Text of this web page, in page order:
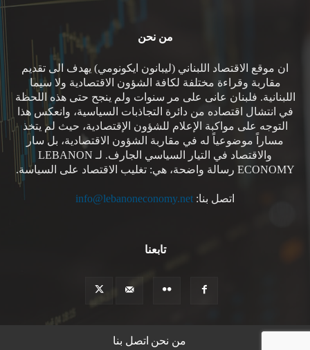
من نحن
ان موقع الاقتصاد اللبناني (ليبانون ايكونومي) يهدف الى تقديم
مقاربة وقراءة مختلفة لكافة الشؤون الاقتصادية ولا سيما
اللبنانية. فلبنان عانى على مر سنوات ولم ينجح حتى هذه اللحظة
في انتشال اقتصاده من دائرة التجاذبات السياسية، وانعكس هذا
التوجه على مواكبة الإعلام للشؤون الإقتصادية، حيث لم يتخذ
مساراً موضوعياً له في مقاربة الشؤون الاقتصادية، بل سار
والاقتصاد في التيار السياسي الجارف. لـ LEBANON
ECONOMY رسالة واضحة، هي: تغليب الاقتصاد على السياسة.
اتصل بنا: info@lebanoneconomy.net
تابعنا
من نحن اتصل بنا